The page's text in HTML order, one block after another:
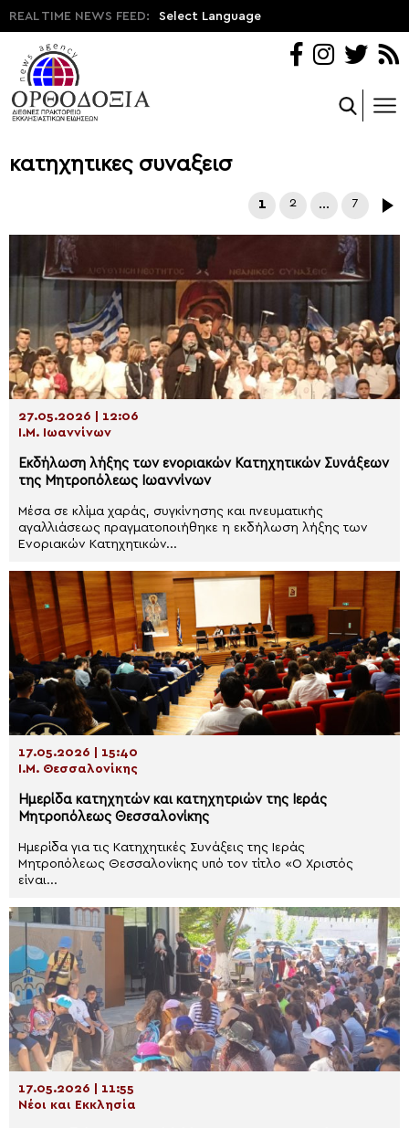
REAL TIME NEWS FEED: Select Language
κατηχητικες συναξεισ
1 2 … 7
27.05.2026 | 12:06
Ι.Μ. Ιωαννίνων
Εκδήλωση λήξης των ενοριακών Κατηχητικών Συνάξεων
της Μητροπόλεως Ιωαννίνων
Μέσα σε κλίμα χαράς, συγκίνησης και πνευματικής
αγαλλιάσεως πραγματοποιήθηκε η εκδήλωση λήξης των
Ενοριακών Κατηχητικών...
17.05.2026 | 15:40
Ι.Μ. Θεσσαλονίκης
Ημερίδα κατηχητών και κατηχητριών της Ιεράς
Μητροπόλεως Θεσσαλονίκης
Ημερίδα για τις Κατηχητικές Συνάξεις της Ιεράς
Μητροπόλεως Θεσσαλονίκης υπό τον τίτλο «Ο Χριστός
είναι...
17.05.2026 | 11:55
Νέοι και Εκκλησία